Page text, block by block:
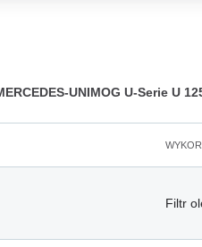
UNIMOG U-Serie U
Filtr